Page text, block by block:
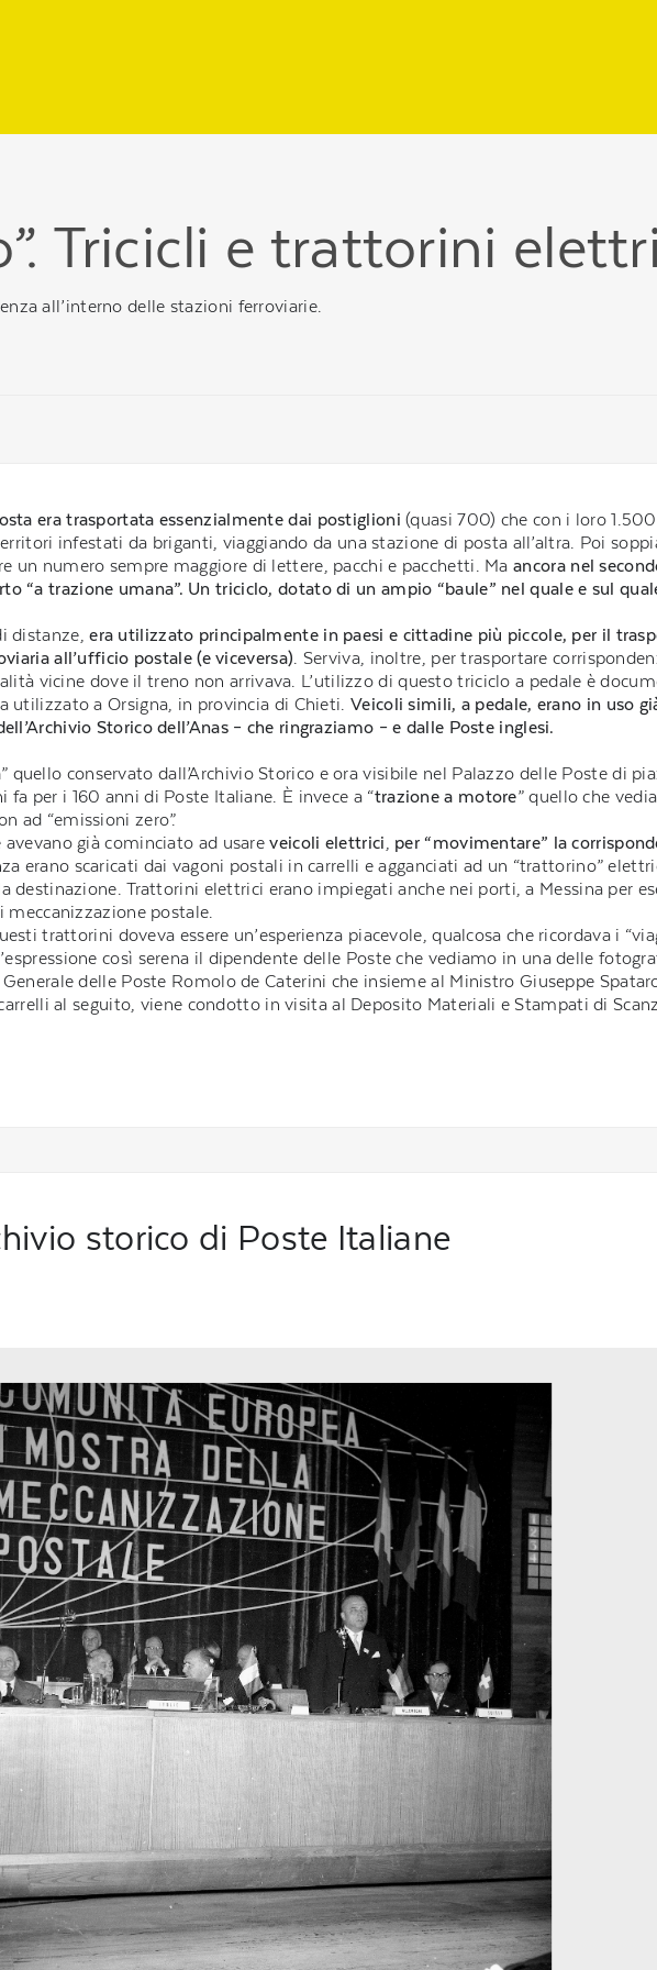
Tricicli e trattorini
all’interno delle stazioni ferroviarie.
era trasportata essenzialmente dai postiglioni (quasi 700) che con i loro
infestati da briganti, viaggiando da una stazione di posta all’altra. Poi
un numero sempre maggiore di lettere, pacchi e pacchetti. Maancora nel
“a trazione umana”. Un triciclo, dotato di un ampio “baule” nel quale e sul
distanze,era utilizzato principalmente in paesi e cittadine più piccole, per il
all’ufficio postale (e viceversa) . Serviva, inoltre, per trasportare
vicine dove il treno non arrivava. L’utilizzo di questo triciclo a pedale è
utilizzato a Orsigna, in provincia di Chieti. Veicoli simili, a pedale, erano in uso
Storico dell’Anas – che ringraziamo – e dalle Poste inglesi.
” quello conservato dall’Archivio Storico e ora visibile nel Palazzo delle Poste di
fa per i 160 anni di Poste Italiane. È invece a “trazione a motore” quello che
ad “emissioni zero”.
già cominciato ad usareveicoli elettrici per “movimentare” la
erano scaricati dai vagoni postali in carrelli e agganciati ad un “trattorino”
destinazione. Trattorini elettrici erano impiegati anche nei porti, a Messina per
postale.
trattorini doveva essere un’esperienza piacevole, qualcosa che ricordava i
così serena il dipendente delle Poste che vediamo in una delle
delle Poste Romolo de Caterini che insieme al Ministro Giuseppe
al seguito, viene condotto in visita al Deposito Materiali e Stampati di
storico di Poste Italiane